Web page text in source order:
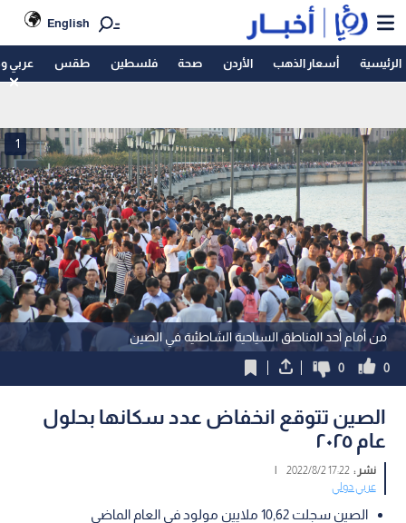
English
الرئيسية أسعار الذهب الأردن صحة فلسطين طقس عربي
من أمام أحد المناطق السياحية الشاطئية في الصين
1
0
0
الصين تتوقع انخفاض عدد سكانها بحلول
عام ٢٠٢٥
نشر :17:22 2022/8/2
|
عربي دولي
الصين سجلت 10,62 ملايين مولود في العام الماضي